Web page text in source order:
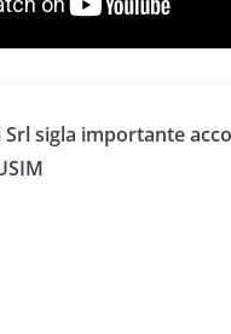
sigla importante